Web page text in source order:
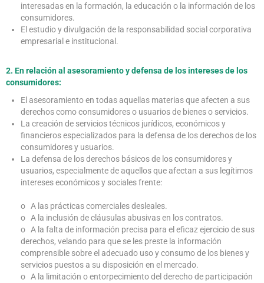
interesadas en la formación, la educación o la información de los
consumidores.
El estudio y divulgación de la responsabilidad social corporativa
empresarial e institucional.
2. En relación al asesoramiento y defensa de los intereses de los
consumidores:
El asesoramiento en todas aquellas materias que afecten a sus
derechos como consumidores o usuarios de bienes o servicios.
La creación de servicios técnicos jurídicos, económicos y
financieros especializados para la defensa de los derechos de los
consumidores y usuarios.
La defensa de los derechos básicos de los consumidores y
usuarios, especialmente de aquellos que afectan a sus legítimos
intereses económicos y sociales frente:
o A las prácticas comerciales desleales.
o A la inclusión de cláusulas abusivas en los contratos.
o A la falta de información precisa para el eficaz ejercicio de sus
derechos, velando para que se les preste la información
comprensible sobre el adecuado uso y consumo de los bienes y
servicios puestos a su disposición en el mercado.
o A la limitación o entorpecimiento del derecho de participación